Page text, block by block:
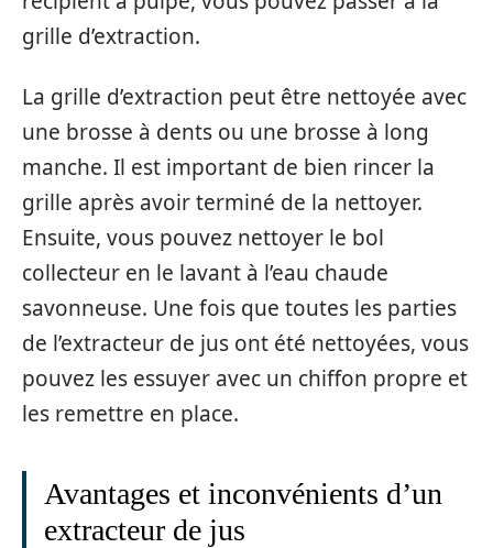
grille d’extraction.
La grille d’extraction peut être nettoyée avec
une brosse à dents ou une brosse à long
manche. Il est important de bien rincer la
grille après avoir terminé de la nettoyer.
Ensuite, vous pouvez nettoyer le bol
collecteur en le lavant à l’eau chaude
savonneuse. Une fois que toutes les parties
de l’extracteur de jus ont été nettoyées, vous
pouvez les essuyer avec un chiffon propre et
les remettre en place.
Avantages et inconvénients d’un
extracteur de jus